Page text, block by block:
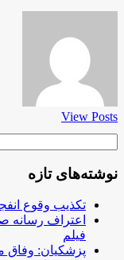
View Posts
نوشته‌های تازه
تکذیب وقوع
اعتراف رسانه
فیلم
پزشکیان: وفاق